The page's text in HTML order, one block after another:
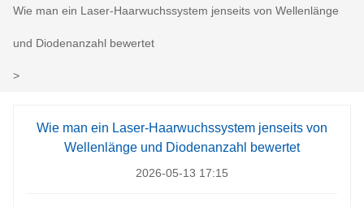
Wie man ein Laser-Haarwuchssystem jenseits von Wellenlänge
und Diodenanzahl bewertet
>
Wie man ein Laser-Haarwuchssystem jenseits von
Wellenlänge und Diodenanzahl bewertet
2026-05-13 17:15